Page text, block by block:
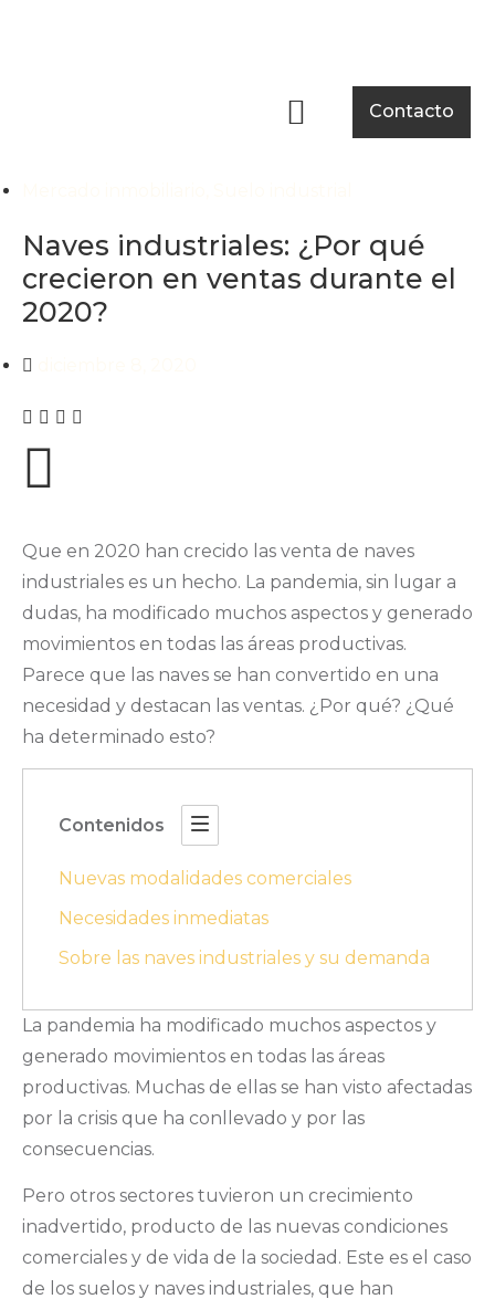
Contacto
Naves industriales: ¿Por qué
crecieron en ventas durante el
2020?
Que en 2020 han crecido las venta de naves
industriales es un hecho. La pandemia, sin lugar a
dudas, ha modificado muchos aspectos y generado
movimientos en todas las áreas productivas.
Parece que las naves se han convertido en una
necesidad y destacan las ventas. ¿Por qué? ¿Qué
ha determinado esto?
Contenidos
Nuevas modalidades comerciales
Necesidades inmediatas
Sobre las naves industriales y su demanda
La pandemia ha modificado muchos aspectos y
generado movimientos en todas las áreas
productivas. Muchas de ellas se han visto afectadas
por la crisis que ha conllevado y por las
consecuencias.
Pero otros sectores tuvieron un crecimiento
inadvertido, producto de las nuevas condiciones
comerciales y de vida de la sociedad. Este es el caso
de los suelos y naves industriales, que han